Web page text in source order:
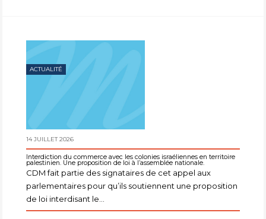
ACTUALITÉ
14 JUILLET 2026
Interdiction du commerce avec les colonies israéliennes en territoire
palestinien. Une proposition de loi à l’assemblée nationale.
CDM fait partie des signataires de cet appel aux
parlementaires pour qu’ils soutiennent une proposition
de loi interdisant le...